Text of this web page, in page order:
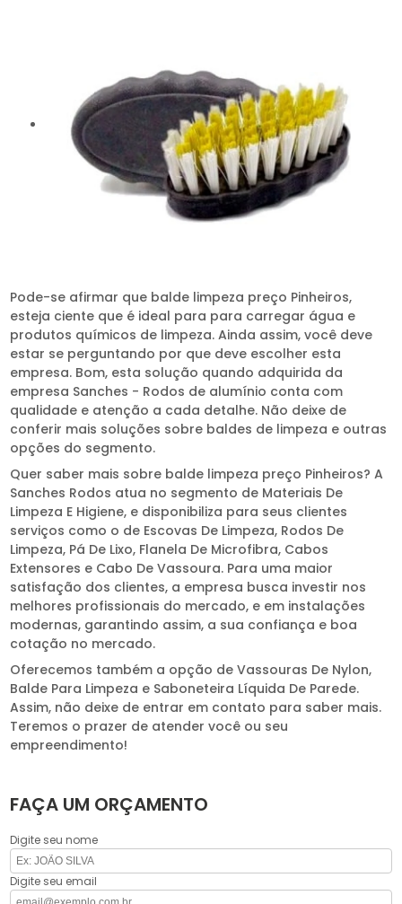
Pode-se afirmar que balde limpeza preço Pinheiros,
esteja ciente que é ideal para para carregar água e
produtos químicos de limpeza. Ainda assim, você deve
estar se perguntando por que deve escolher esta
empresa. Bom, esta solução quando adquirida da
empresa Sanches - Rodos de alumínio conta com
qualidade e atenção a cada detalhe. Não deixe de
conferir mais soluções sobre baldes de limpeza e outras
opções do segmento.
Quer saber mais sobre balde limpeza preço Pinheiros? A
Sanches Rodos atua no segmento de Materiais De
Limpeza E Higiene, e disponibiliza para seus clientes
serviços como o de Escovas De Limpeza, Rodos De
Limpeza, Pá De Lixo, Flanela De Microfibra, Cabos
Extensores e Cabo De Vassoura. Para uma maior
satisfação dos clientes, a empresa busca investir nos
melhores profissionais do mercado, e em instalações
modernas, garantindo assim, a sua confiança e boa
cotação no mercado.
Oferecemos também a opção de Vassouras De Nylon,
Balde Para Limpeza e Saboneteira Líquida De Parede.
Assim, não deixe de entrar em contato para saber mais.
Teremos o prazer de atender você ou seu
empreendimento!
FAÇA UM ORÇAMENTO
Digite seu nome
Digite seu email